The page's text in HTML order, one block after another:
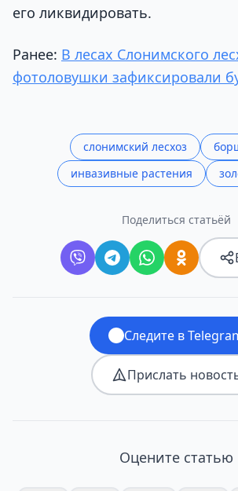
его ликвидировать.
Ранее: В лесах Слонимского
фотоловушки зафиксировали
слонимский лесхоз
инвазивные растения
Поделиться статьёй
Следите в
Прислать
Оцените статью